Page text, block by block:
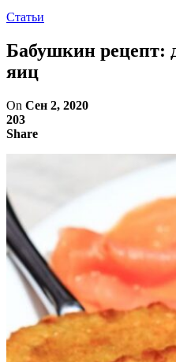
Статьи
Бабушкин рецепт:
яиц
On Сен 2, 2020
203
Share